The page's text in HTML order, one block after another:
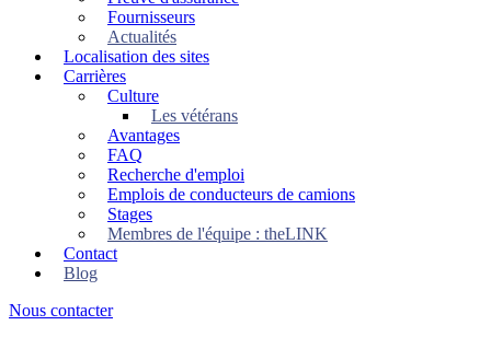
Fournisseurs
Actualités
Localisation des sites
Carrières
Culture
Les vétérans
Avantages
FAQ
Recherche d'emploi
Emplois de conducteurs de camions
Stages
Membres de l'équipe : theLINK
Contact
Blog
Nous contacter